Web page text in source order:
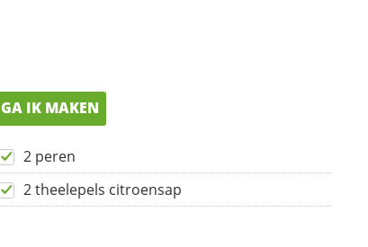
GA IK MAKEN
2 peren
2 theelepels citroensap